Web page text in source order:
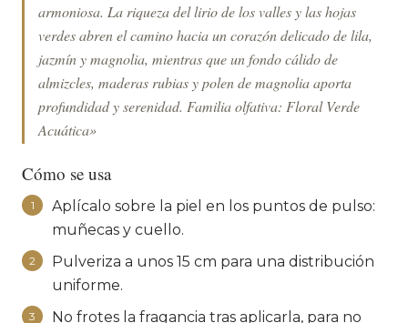
armoniosa. La riqueza del lirio de los valles y las hojas
verdes abren el camino hacia un corazón delicado de lila,
jazmín y magnolia, mientras que un fondo cálido de
almizcles, maderas rubias y polen de magnolia aporta
profundidad y serenidad. Familia olfativa: Floral Verde
Acuática»
Cómo se usa
1
Aplícalo sobre la piel en los puntos de pulso:
muñecas y cuello.
2
Pulveriza a unos 15 cm para una distribución
uniforme.
3 No frotes la fragancia tras aplicarla, para no